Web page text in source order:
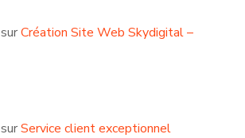
surCréation Site Web Skydigital –
surService client exceptionnel